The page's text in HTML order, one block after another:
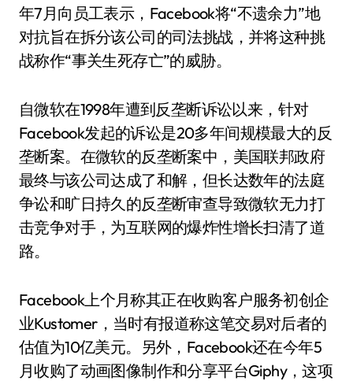
年7月向员工表示，Facebook将“不遗余力”地
对抗旨在拆分该公司的司法挑战，并将这种挑
战称作“事关生死存亡”的威胁。
自微软在1998年遭到反垄断诉讼以来，针对
Facebook发起的诉讼是20多年间规模最大的反
垄断案。在微软的反垄断案中，美国联邦政府
最终与该公司达成了和解，但长达数年的法庭
争讼和旷日持久的反垄断审查导致微软无力打
击竞争对手，为互联网的爆炸性增长扫清了道
路。
Facebook上个月称其正在收购客户服务初创企
业Kustomer，当时有报道称这笔交易对后者的
估值为10亿美元。另外，Facebook还在今年5
月收购了动画图像制作和分享平台Giphy，这项